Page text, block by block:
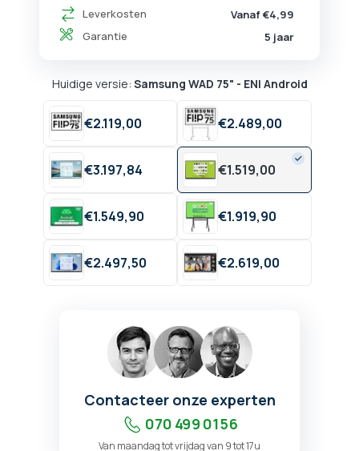
Leverkosten
Vanaf €4,99
Garantie
5 jaar
Huidige versie: Samsung WAD 75" - ENI Android
€2.119,00 €2.489,00
€3.197,84 €1.519,00
€1.549,90 €1.919,90
€2.497,50 €2.619,00
Contacteer onze experten
070 499 01 56
Van maandag tot vrijdag van 9 tot 17u